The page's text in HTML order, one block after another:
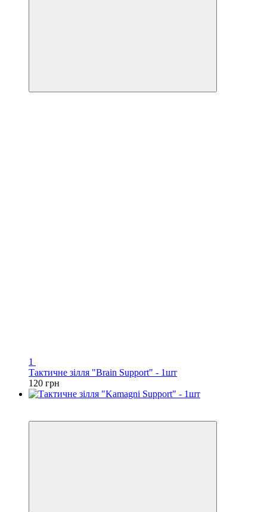
1
Тактичне зілля "Brain Support" - 1шт
120 грн